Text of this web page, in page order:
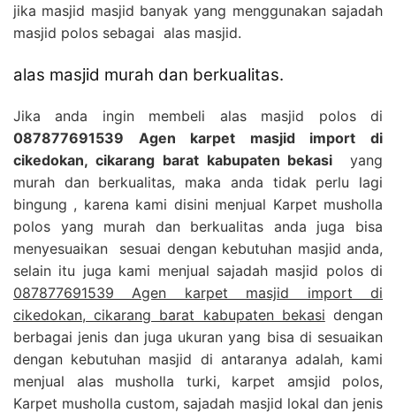
jika masjid masjid banyak yang menggunakan sajadah
masjid polos sebagai alas masjid.
alas masjid murah dan berkualitas.
Jika anda ingin membeli alas masjid polos di
087877691539 Agen karpet masjid import di
cikedokan, cikarang barat kabupaten bekasi yang
murah dan berkualitas, maka anda tidak perlu lagi
bingung , karena kami disini menjual Karpet musholla
polos yang murah dan berkualitas anda juga bisa
menyesuaikan sesuai dengan kebutuhan masjid anda,
selain itu juga kami menjual sajadah masjid polos di
087877691539 Agen karpet masjid import di
cikedokan, cikarang barat kabupaten bekasi dengan
berbagai jenis dan juga ukuran yang bisa di sesuaikan
dengan kebutuhan masjid di antaranya adalah, kami
menjual alas musholla turki, karpet amsjid polos,
Karpet musholla custom, sajadah masjid lokal dan jenis